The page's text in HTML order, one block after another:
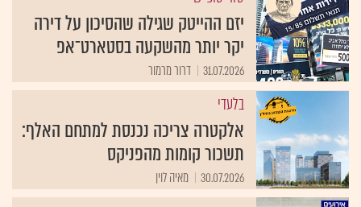
יזם ההייטק שגילה שהסיכון על דירה
יקר יותר מהשקעה בסטארט־אפ
31.07.2026 דרור מרמור
בלעדי
אלקטרה צריכה נכנסת למתחם האלף:
תשכור קומות מהפניקס
30.07.2026 מאיה לוין